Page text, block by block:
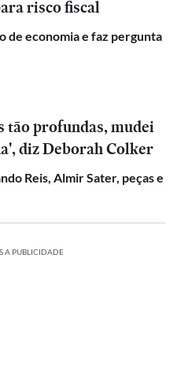
risco fiscal
de economia e faz pergunta
tão profundas, mudei
diz Deborah Colker
Reis, Almir Sater, peças e
A PUBLICIDADE